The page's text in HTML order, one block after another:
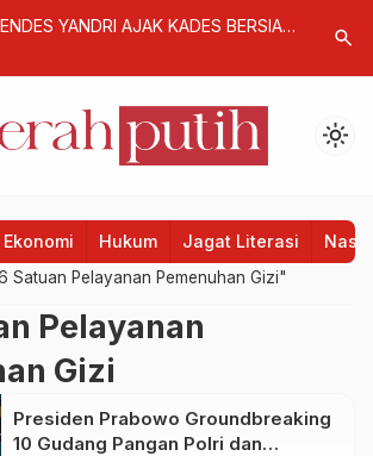
YANDRI AJAK KADES BERSIAP
Peluang
search
light_mode
Ekonomi Hukum Jagat Literasi
Satuan Pelayanan Pemenuhan Gizi"
Pelayanan
Gizi
Presiden Prabowo Groundbreaking
10 Gudang Pangan Polri dan